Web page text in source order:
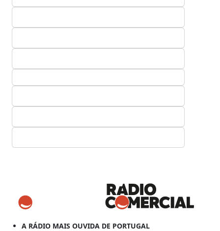
A RÁDIO MAIS OUVIDA DE PORTUGAL